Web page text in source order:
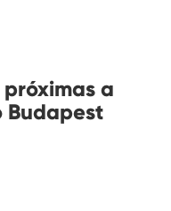
a
Budapest